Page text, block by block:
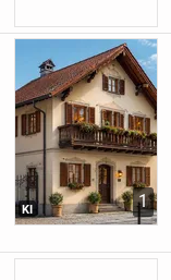
1
KI